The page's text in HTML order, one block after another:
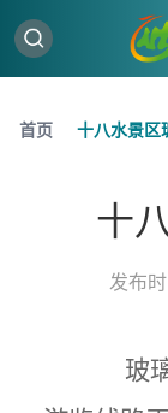
首页 十八水景区
十
发布
玻璃